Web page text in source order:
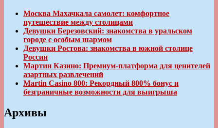
Москва Махачкала самолет: комфортное
путешествие между столицами
Девушки Березовский: знакомства в уральском
городе с особым шармом
Девушки Ростова: знакомства в южной столице
России
Мартин Казино: Премиум-платформа для ценителей
азартных развлечений
Martin Casino 800: Рекордный 800% бонус и
безграничные возможности для выигрыша
Архивы